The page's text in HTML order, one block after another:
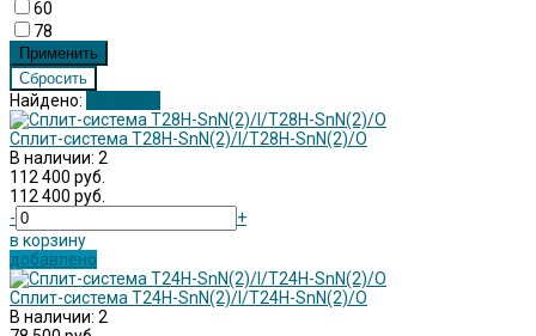
60
78
Найдено:
Сплит-система T28H-SnN(2)/I/T28H-SnN(2)/O
В наличии: 2
112 400 руб.
112 400 руб.
-
+
в корзину
добавлено
Сплит-система T24H-SnN(2)/I/T24H-SnN(2)/O
В наличии: 2